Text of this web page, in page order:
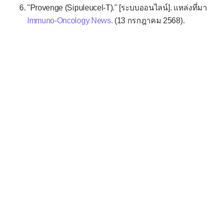
"Provenge (Sipuleucel-T)." [ระบบออนไลน์]. แหล่งที่มา
Immuno-Oncology News. (13 กรกฎาคม 2568).